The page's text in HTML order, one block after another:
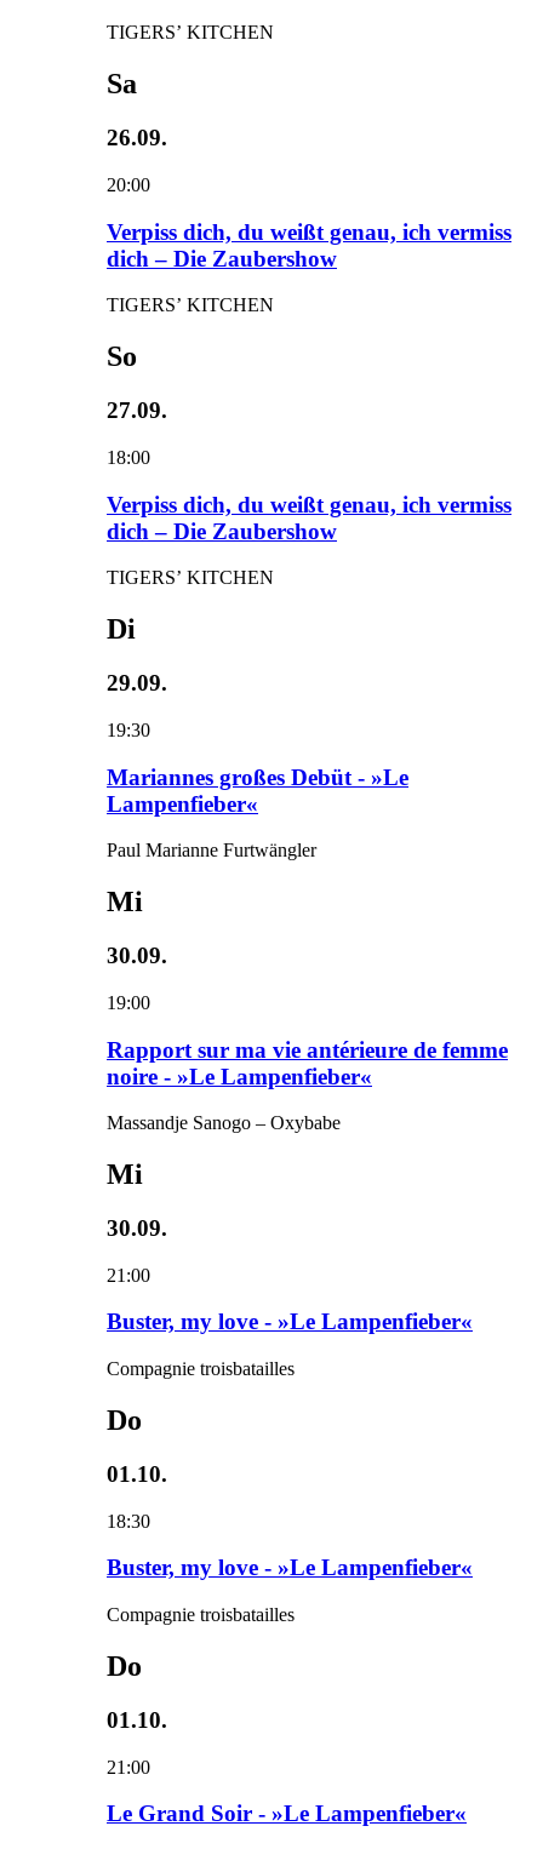
TIGERS’ KITCHEN
Sa
26.09.
20:00
Verpiss dich, du weißt genau, ich vermiss
dich – Die Zaubershow
TIGERS’ KITCHEN
So
27.09.
18:00
Verpiss dich, du weißt genau, ich vermiss
dich – Die Zaubershow
TIGERS’ KITCHEN
Di
29.09.
19:30
Mariannes großes Debüt - »Le
Lampenfieber«
Paul Marianne Furtwängler
Mi
30.09.
19:00
Rapport sur ma vie antérieure de femme
noire - »Le Lampenfieber«
Massandje Sanogo – Oxybabe
Mi
30.09.
21:00
Buster, my love - »Le Lampenfieber«
Compagnie troisbatailles
Do
01.10.
18:30
Buster, my love - »Le Lampenfieber«
Compagnie troisbatailles
Do
01.10.
21:00
Le Grand Soir - »Le Lampenfieber«